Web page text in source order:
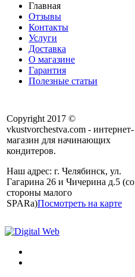
Главная
Отзывы
Контакты
Услуги
Доставка
О магазине
Гарантия
Полезные статьи
Copyright 2017 ©
vkustvorchestva.com - интернет-
магазин для начинающих
кондитеров.
Наш адрес: г. Челябинск, ул.
Гагарина 26 и Чичерина д.5 (со
стороны малого
SPARa)Посмотреть на карте